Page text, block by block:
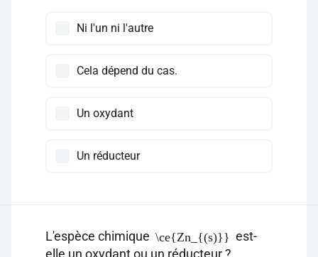
Ni l'un ni l'autre
Cela dépend du cas.
Un oxydant
Un réducteur
L'espèce chimique \ce{Zn_{(s)}} est-
elle un oxydant ou un réducteur ?